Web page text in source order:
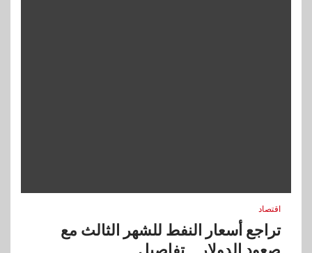
اقتصاد
تراجع أسعار النفط للشهر الثالث مع